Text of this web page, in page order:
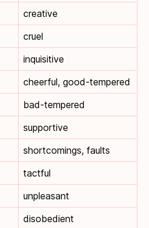
creative
cruel
inquisitive
cheerful, good-tempered
bad-tempered
supportive
shortcomings, faults
tactful
unpleasant
disobedient